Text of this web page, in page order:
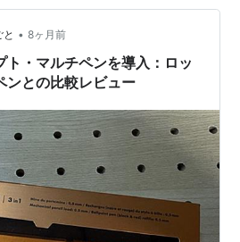
年の1月1日 ・2026年の1月1日
3年間の同じ日の出…
• 8ヶ月前
ト・マルチペンを導入：ロッ
ンとの比較レビュー